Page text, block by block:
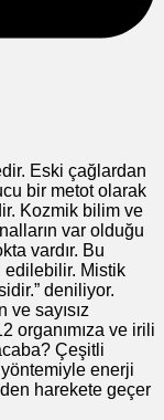
Eski çağlardan
bir metot olarak
Kozmik bilim ve
var olduğu
vardır. Bu
edilebilir. Mistik
deniliyor.
ve sayısız
organımıza ve irili
Çeşitli
enerji
harekete geçer